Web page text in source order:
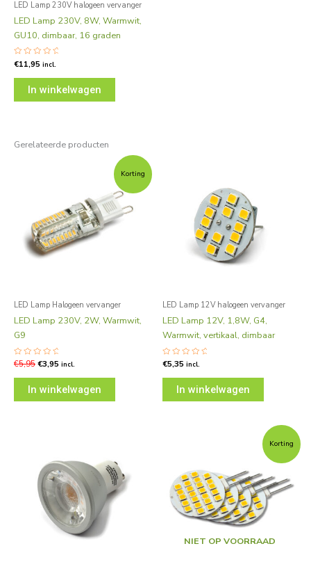
LED Lamp 230V halogeen vervanger
LED Lamp 230V, 8W, Warmwit,
GU10, dimbaar, 16 graden
Gewaardeerd
0
€11,95 incl.
In winkelwagen
Gerelateerde producten
Korting
LED Lamp Halogeen vervanger
LED Lamp 230V, 2W, Warmwit,
G9
Gewaardeerd
0
€5,95€3,95 incl.
In winkelwagen
LED Lamp 12V halogeen vervanger
LED Lamp 12V, 1,8W, G4,
Warmwit, vertikaal, dimbaar
Gewaardeerd
0
€5,35 incl.
In winkelwagen
Korting
NIET OP VOORRAAD